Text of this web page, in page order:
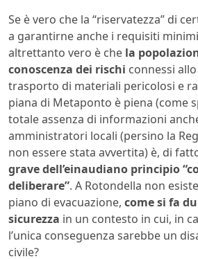
Se è vero che la “riservatezza” di
a garantirne anche i requisiti
altrettanto vero è che la
conoscenza dei rischi connessi
trasporto di materiali pericolosi e
piana di Metaponto è piena (come
totale assenza di informazioni
amministratori locali (persino la
non essere stata avvertita) è, di
grave dell’einaudiano principio
deliberare”. A Rotondella non
piano di evacuazione, come si fa
sicurezza in un contesto in cui, in
l’unica conseguenza sarebbe un
civile?